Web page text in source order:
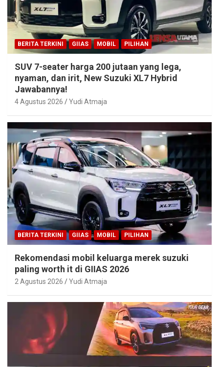
BERITA TERKINI GIIAS MOBIL PILIHAN
SUV 7-seater harga 200 jutaan yang lega,
nyaman, dan irit, New Suzuki XL7 Hybrid
Jawabannya!
4 Agustus 2026 Yudi Atmaja
BERITA TERKINI GIIAS MOBIL PILIHAN
Rekomendasi mobil keluarga merek suzuki
paling worth it di GIIAS 2026
2 Agustus 2026 Yudi Atmaja